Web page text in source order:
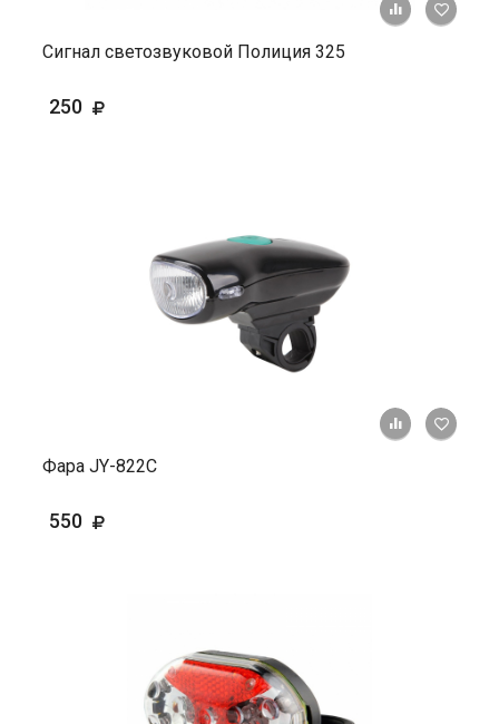
+ К
Сигнал светозвуковой Полиция 325
250
+ К
Фара JY-822С
550